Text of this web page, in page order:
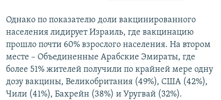
Однако по показателю доли вакцинированного
населения лидирует Израиль, где вакцинацию
прошло почти 60% взрослого населения. На втором
месте – Объединенные Арабские Эмираты, где
более 51% жителей получили по крайней мере одну
дозу вакцины, Великобритания (49%), США (42%),
Чили (41%), Бахрейн (38%) и Уругвай (32%).